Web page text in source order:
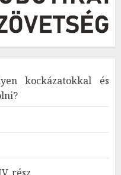
kockázatokkal és